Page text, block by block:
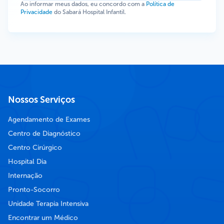
Ao informar meus dados, eu concordo com a Política de
Privacidade do Sabará Hospital Infantil.
Nossos Serviços
Agendamento de Exames
Centro de Diagnóstico
Centro Cirúrgico
Hospital Dia
Internação
Pronto-Socorro
Unidade Terapia Intensiva
Encontrar um Médico